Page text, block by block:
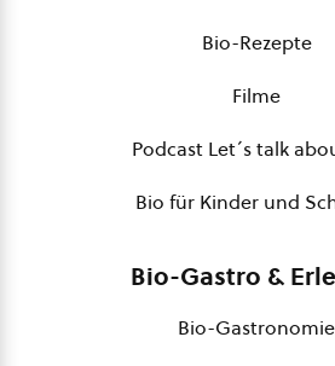
Bio-Rezepte
Filme
Podcast Let´s talk
Bio für Kinder und
Bio-Gastro &
Bio-Gastronomie